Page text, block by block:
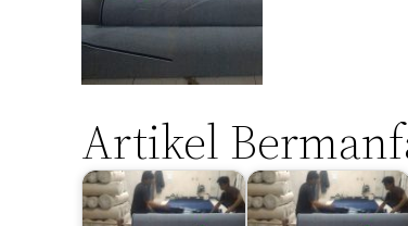
Artikel